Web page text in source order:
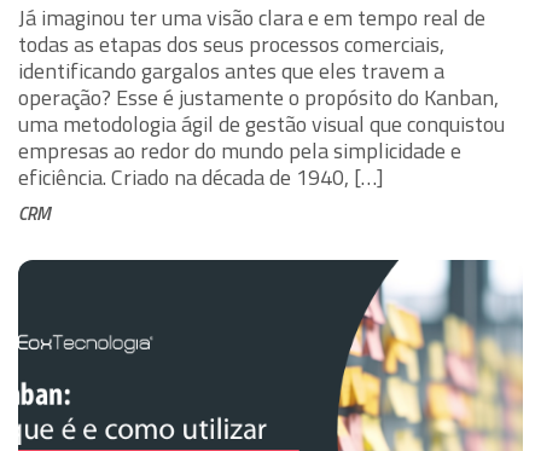
Já imaginou ter uma visão clara e em tempo real de
todas as etapas dos seus processos comerciais,
identificando gargalos antes que eles travem a
operação? Esse é justamente o propósito do Kanban,
uma metodologia ágil de gestão visual que conquistou
empresas ao redor do mundo pela simplicidade e
eficiência. Criado na década de 1940, […]
CRM